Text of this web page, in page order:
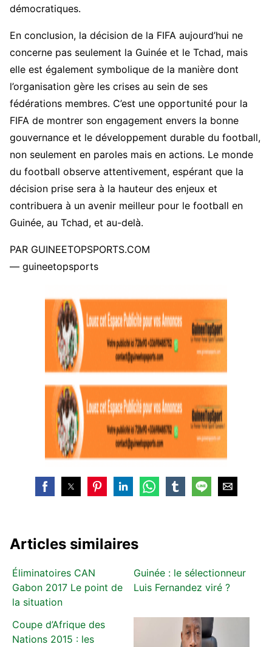
démocratiques.
En conclusion, la décision de la FIFA aujourd’hui ne
concerne pas seulement la Guinée et le Tchad, mais
elle est également symbolique de la manière dont
l’organisation gère les crises au sein de ses
fédérations membres. C’est une opportunité pour la
FIFA de montrer son engagement envers la bonne
gouvernance et le développement durable du football,
non seulement en paroles mais en actions. Le monde
du football observe attentivement, espérant que la
décision prise sera à la hauteur des enjeux et
contribuera à un avenir meilleur pour le football en
Guinée, au Tchad, et au-delà.
PAR GUINEETOPSPORTS.COM
— guineetopsports
Articles similaires
Éliminatoires CAN
Gabon 2017 Le point de
la situation
Guinée : le sélectionneur
Luis Fernandez viré ?
Coupe d’Afrique des
Nations 2015 : les